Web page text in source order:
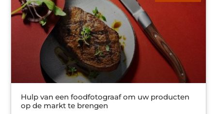
Hulp van een foodfotograaf om uw producten
op de markt te brengen